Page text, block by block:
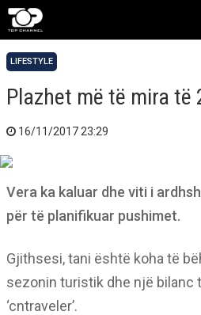
LIFESTYLE
Plazhet më të mira të
16/11/2017 23:29
Vera ka kaluar dhe viti i
për të planifikuar pushimet.
Gjithsesi, tani është koha të
sezonin turistik dhe një bilanc
‘cntraveler’.